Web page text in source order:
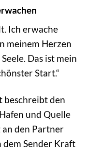
Ich erwache
meinem Herzen
Das ist mein
Start.“
beschreibt den
und Quelle
an den Partner
dem Sender Kraft